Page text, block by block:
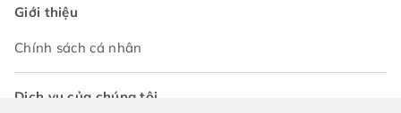
Giới thiệu
Chính sách cá nhân
Dịch vụ của chúng tôi